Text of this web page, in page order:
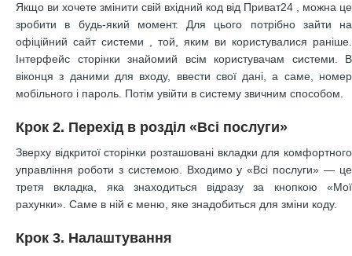
Якщо ви хочете змінити свій вхідний код від Приват24 , можна це
зробити в будь-який момент. Для цього потрібно зайти на
офіційний сайт системи
, той, яким ви користувалися раніше.
Інтерфейс сторінки знайомий всім користувачам системи. В
віконця з даними для входу, ввести свої дані, а саме, номер
мобільного і пароль. Потім увійти в систему звичним способом.
Крок 2. Перехід в розділ «Всі послуги»
Зверху відкритої сторінки розташовані вкладки для комфортного
управління роботи з системою. Входимо у «Всі послуги» — це
третя вкладка, яка знаходиться відразу за кнопкою «Мої
рахунки». Саме в ній є меню, яке знадобиться для зміни коду.
Крок 3. Налаштування